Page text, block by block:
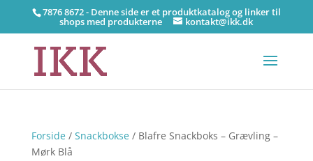
7876 8672 - Denne side er et produktkatalog og linker til
shops med produkterne kontakt@ikk.dk
Forside/ Snackbokse/ Blafre Snackboks – Grævling –
Mørk Blå